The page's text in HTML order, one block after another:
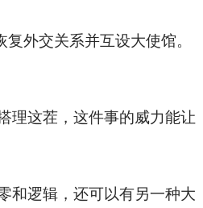
外交关系并互设大使馆。
理这茬，这件事的威力能让
和逻辑，还可以有另一种大